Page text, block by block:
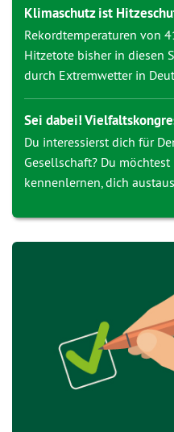
Klimaschutz ist
Rekordtemperaturen von
Hitzetote bisher in diesen
durch Extremwetter in
Sei dabei!
Du interessierst dich für
Gesellschaft? Du
kennenlernen, dich